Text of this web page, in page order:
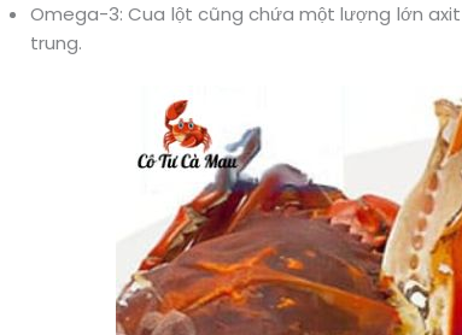
Omega-3: Cua lột cũng chứa một lượng lớn
trung.